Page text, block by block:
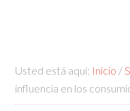
Usted está aquí: Inicio /
influencia en los